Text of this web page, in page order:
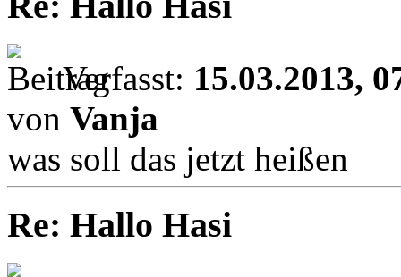
Verfasst: 15.03.2013,
von Vanja
was soll das jetzt heißen
Re: Hallo Hasi